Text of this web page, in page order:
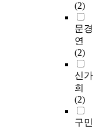
(2)
문경
연
(2)
신가
희
(2)
구민